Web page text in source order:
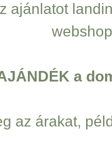
ajánlatot
a
az árakat,